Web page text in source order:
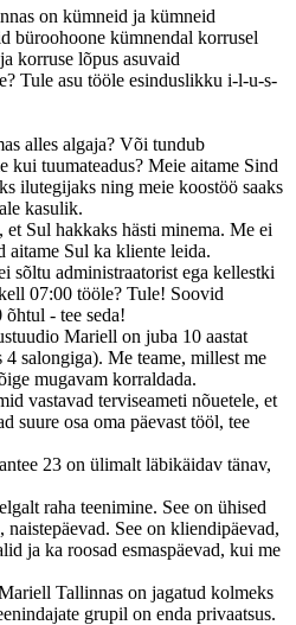
on kümneid ja kümneid
büroohoone kümnendal korrusel
korruse lõpus asuvaid
Tule asu tööle esinduslikku i-l-u-s-
alles algaja? Või tundub
kui tuumateadus? Meie aitame Sind
ilutegijaks ning meie koostöö saaks
kasulik.
Sul hakkaks hästi minema. Me ei
aitame Sul ka kliente leida.
sõltu administraatorist ega kellestki
07:00 tööle? Tule! Soovid
- tee seda!
Mariell on juba 10 aastat
salongiga). Me teame, millest me
mugavam korraldada.
vastavad terviseameti nõuetele, et
suure osa oma päevast tööl, tee
23 on ülimalt läbikäidav tänav,
raha teenimine. See on ühised
See on kliendipäevad,
ja ka roosad esmaspäevad, kui me
Tallinnas on jagatud kolmeks
grupil on enda privaatsus.